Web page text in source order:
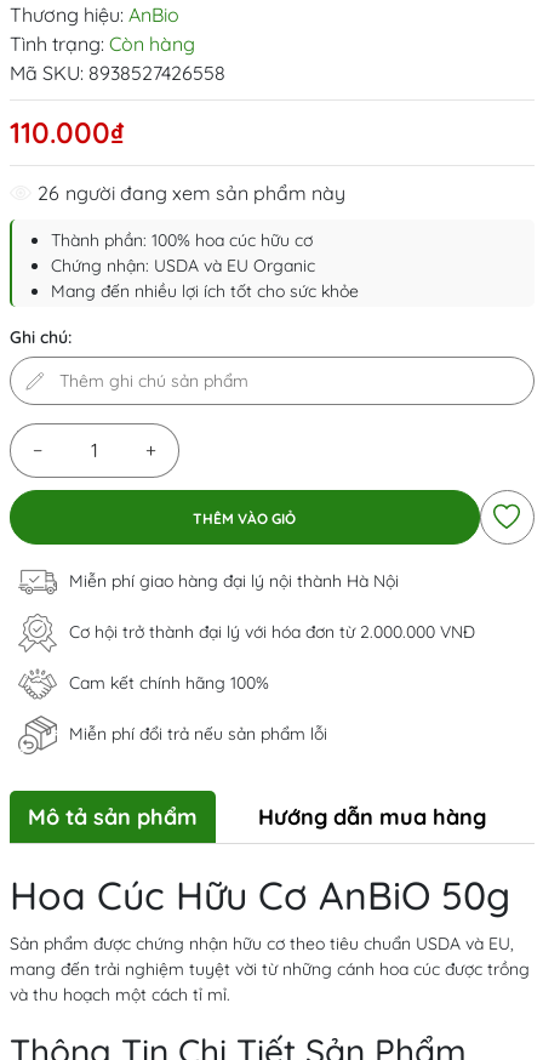
Thương hiệu: AnBio
Tình trạng: Còn hàng
Mã SKU: 8938527426558
110.000₫
26 người đang xem sản phẩm này
Thành phần: 100% hoa cúc hữu cơ
Chứng nhận: USDA và EU Organic
Mang đến nhiều lợi ích tốt cho sức khỏe
Ghi chú:
− +
THÊM VÀO GIỎ
Miễn phí giao hàng đại lý nội thành Hà Nội
Cơ hội trở thành đại lý với hóa đơn từ 2.000.000 VNĐ
Cam kết chính hãng 100%
Miễn phí đổi trả nếu sản phẩm lỗi
Mô tả sản phẩm Hướng dẫn mua hàng
Hoa Cúc Hữu Cơ AnBiO 50g
Sản phẩm được chứng nhận hữu cơ theo tiêu chuẩn USDA và EU,
mang đến trải nghiệm tuyệt vời từ những cánh hoa cúc được trồng
và thu hoạch một cách tỉ mỉ.
Thông Tin Chi Tiết Sản Phẩm